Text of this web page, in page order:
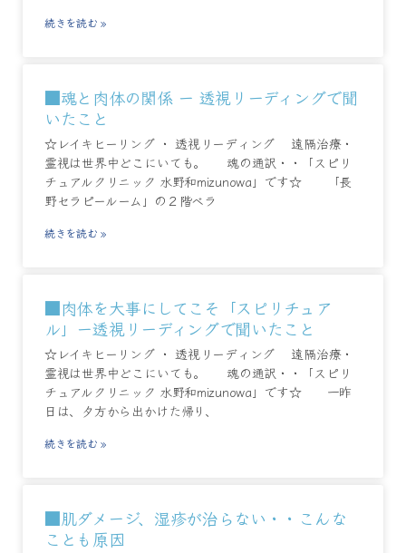
続きを読む »
■魂と肉体の関係 ー 透視リーディングで聞
いたこと
☆レイキヒーリング ・ 透視リーディング 遠隔治療・
霊視は世界中どこにいても。 魂の通訳・・「スピリ
チュアルクリニック 水野和mizunowa」です☆ 「長
野セラピールーム」の２階ベラ
続きを読む »
■肉体を大事にしてこそ「スピリチュア
ル」ー透視リーディングで聞いたこと
☆レイキヒーリング ・ 透視リーディング 遠隔治療・
霊視は世界中どこにいても。 魂の通訳・・「スピリ
チュアルクリニック 水野和mizunowa」です☆ 一昨
日は、夕方から出かけた帰り、
続きを読む »
■肌ダメージ、湿疹が治らない・・こんな
ことも原因